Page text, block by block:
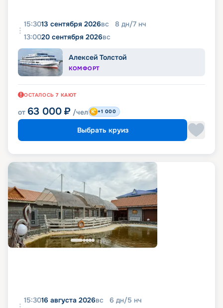
15:3013 сентября 2026вс 8 дн/7 нч
13:0020 сентября 2026вс
Алексей Толстой
КОМФОРТ
ОСТАЛОСЬ 7 КАЮТ
от 63 000 ₽ /чел +1 000
Выбрать круиз
15:3016 августа 2026вс 6 дн/5 нч